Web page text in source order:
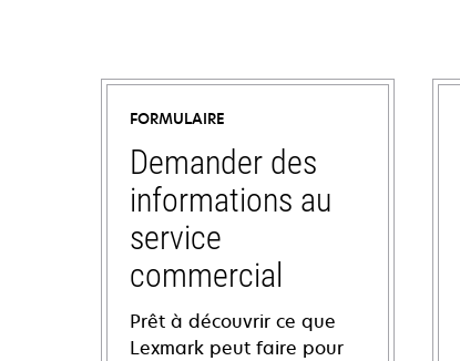
FORMULAIRE
Demander des
informations au
service
commercial
Prêt à découvrir ce que
Lexmark peut faire pour